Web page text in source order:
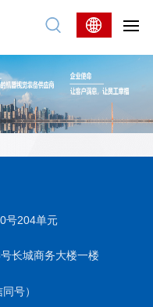
号204单元
长城商务大楼一楼
号）